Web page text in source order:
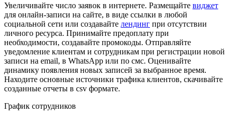
Увеличивайте число заявок в интернете. Размещайте виджет
для онлайн-записи на сайте, в виде ссылки в любой
социальной сети или создавайте лендинг при отсутствии
личного ресурса. Принимайте предоплату при
необходимости, создавайте промокоды. Отправляйте
уведомление клиентам и сотрудникам при регистрации новой
записи на email, в WhatsApp или по смс. Оценивайте
динамику появления новых записей за выбранное время.
Находите основные источники трафика клиентов, скачивайте
созданные отчеты в csv формате.
График сотрудников